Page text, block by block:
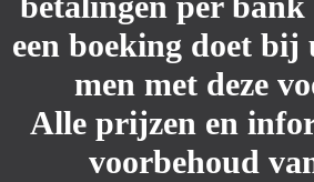
een boeking doet bij
men met deze
Alle prijzen en
voorbehoud